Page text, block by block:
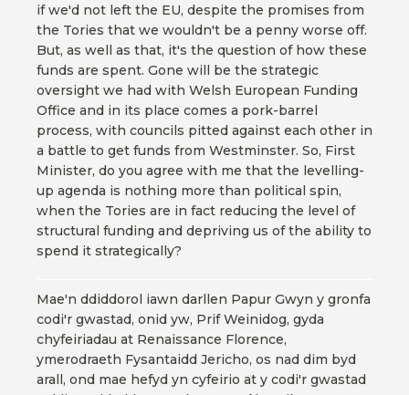
if we'd not left the EU, despite the promises from
the Tories that we wouldn't be a penny worse off.
But, as well as that, it's the question of how these
funds are spent. Gone will be the strategic
oversight we had with Welsh European Funding
Office and in its place comes a pork-barrel
process, with councils pitted against each other in
a battle to get funds from Westminster. So, First
Minister, do you agree with me that the levelling-
up agenda is nothing more than political spin,
when the Tories are in fact reducing the level of
structural funding and depriving us of the ability to
spend it strategically?
Mae'n ddiddorol iawn darllen Papur Gwyn y gronfa
codi'r gwastad, onid yw, Prif Weinidog, gyda
chyfeiriadau at Renaissance Florence,
ymerodraeth Fysantaidd Jericho, os nad dim byd
arall, ond mae hefyd yn cyfeirio at y codi'r gwastad